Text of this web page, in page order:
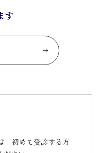
す
「初めて受診する方